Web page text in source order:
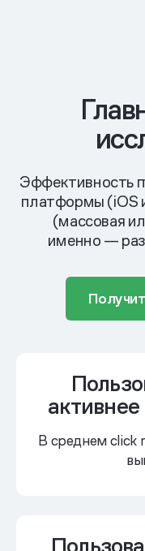
Эффективность
платформы (iOS
(массовая
именно —
В среднем click